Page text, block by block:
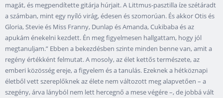
magát, és megpendítette gitárja húrjait. A Littmus-pasztilla íze szétáradt
a számban, mint egy nyíló virág, édesen és szomorúan. És akkor Otis és
Gloria, Stevie és Miss Franny, Dunlap és Amanda, Cukibaba és az
apukám énekelni kezdett. Én meg figyelmesen hallgattam, hogy jól
megtanuljam.” Ebben a bekezdésben szinte minden benne van, amit a
regény értékként felmutat. A mosoly, az élet kettős természete, az
emberi közösség ereje, a figyelem és a tanulás. Ezeknek a hétköznapi
életből vett szereplőknek az élete nem változott meg alapvetően – a
szegény, árva lányból nem lett hercegnő a mese végére –, de jobbá vált